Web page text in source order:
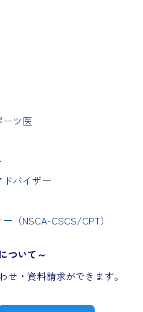
ーツ医
バイザー
（NSCA-CSCS/CPT）
ついて～
・資料請求ができます。